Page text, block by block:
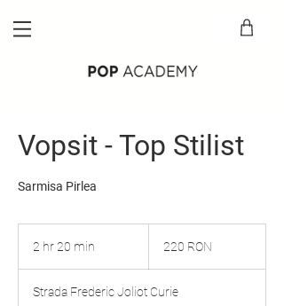
Vopsit - Top Stilist
Sarmisa Pirlea
2 hr 20 min
2
220 RON
Strada Frederic Joliot Curie